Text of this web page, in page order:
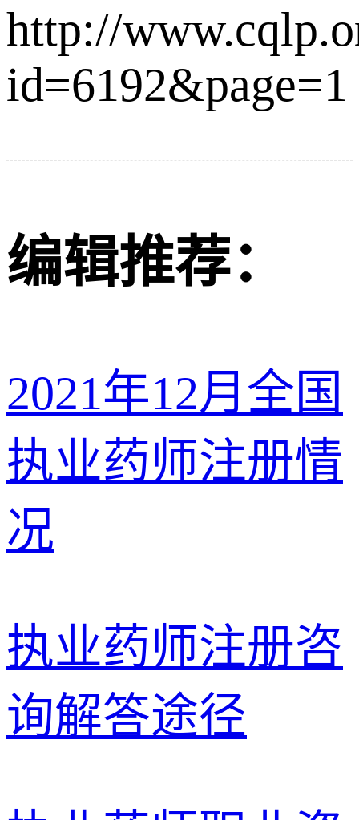
http://
id=6192&page=1
编辑推荐：
2021年12月全国
执业药师注册情
况
执业药师注册咨
询解答途径